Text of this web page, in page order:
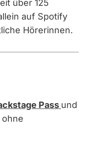
über 125
auf Spotify
Hörerinnen.
Pass und
ohne